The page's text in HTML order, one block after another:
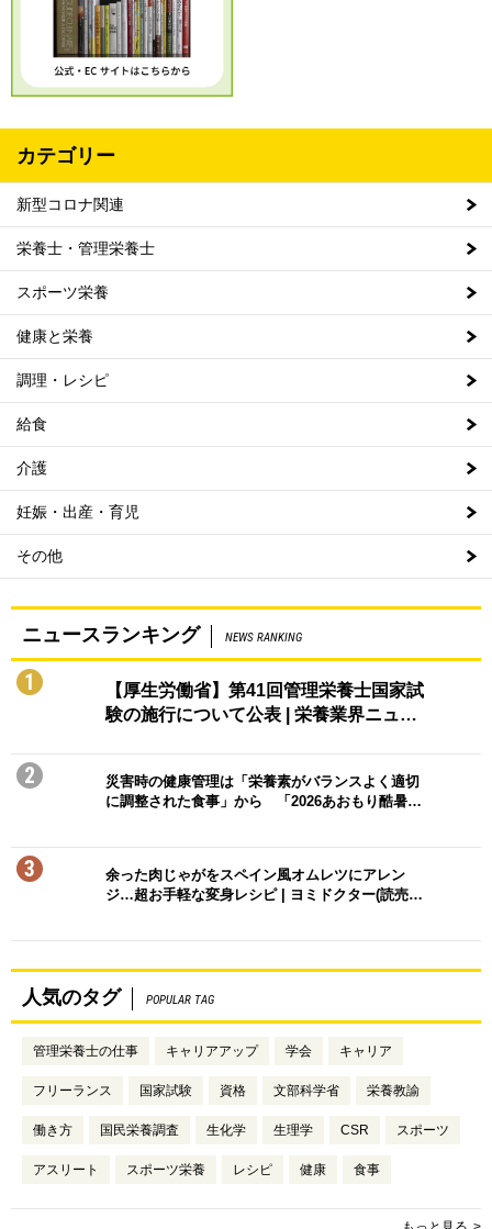
カテゴリー
新型コロナ関連
栄養士・管理栄養士
スポーツ栄養
健康と栄養
調理・レシピ
給食
介護
妊娠・出産・育児
その他
ニュースランキング NEWS RANKING
1
【厚生労働省】第41回管理栄養士国家試
験の施行について公表 | 栄養業界ニュ…
2
災害時の健康管理は「栄養素がバランスよく適切
に調整された食事」から 「2026あおもり酷暑…
3
余った肉じゃがをスペイン風オムレツにアレン
ジ…超お手軽な変身レシピ | ヨミドクター(読売…
人気のタグ POPULAR TAG
管理栄養士の仕事 キャリアアップ 学会 キャリア
フリーランス 国家試験 資格 文部科学省 栄養教諭
働き方 国民栄養調査 生化学 生理学 CSR スポーツ
アスリート スポーツ栄養 レシピ 健康 食事